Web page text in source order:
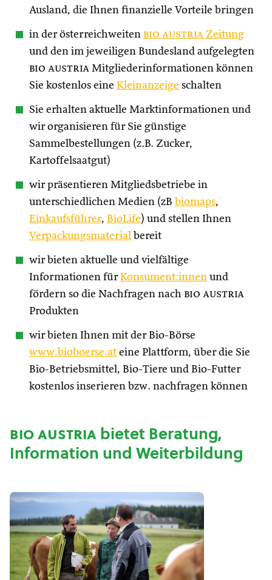
Ausland, die Ihnen finanzielle Vorteile bringen
in der österreichweiten bio austria Zeitung
und den im jeweiligen Bundesland aufgelegten
bio austria Mitgliederinformationen können
Sie kostenlos eine Kleinanzeige schalten
Sie erhalten aktuelle Marktinformationen und
wir organisieren für Sie günstige
Sammelbestellungen (z.B. Zucker,
Kartoffelsaatgut)
wir präsentieren Mitgliedsbetriebe in
unterschiedlichen Medien (zB biomaps,
Einkaufsführer, BioLife) und stellen Ihnen
Verpackungsmaterial bereit
wir bieten aktuelle und vielfältige
Informationen fürKonsument:innen und
fördern so die Nachfragen nach bio austria
Produkten
wir bieten Ihnen mit der Bio-Börse
www.bioboerse.at eine Plattform, über die Sie
Bio-Betriebsmittel, Bio-Tiere und Bio-Futter
kostenlos inserieren bzw. nachfragen können
bio austriabietet Beratung,
Information und Weiterbildung